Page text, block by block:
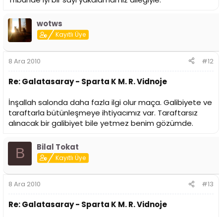
wotws
Kayıtlı Üye
8 Ara 2010 #12
Re: Galatasaray - Sparta K M. R. Vidnoje
İnşallah salonda daha fazla ilgi olur maça. Galibiyete ve
taraftarla bütünleşmeye ihtiyacımız var. Taraftarsız
alınacak bir galibiyet bile yetmez benim gözümde.
B Bilal Tokat
Kayıtlı Üye
8 Ara 2010 #13
Re: Galatasaray - Sparta K M. R. Vidnoje